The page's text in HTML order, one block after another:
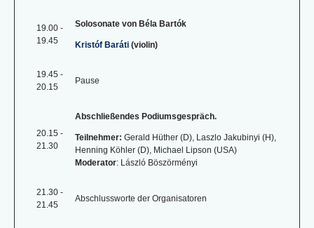
19.00 -
19.45
Solosonate von Béla Bartók
Kristóf Baráti (violin)
19.45 -
20.15
Pause
20.15 -
21.30
Abschließendes Podiumsgespräch.
Teilnehmer: Gerald Hüther (D), Laszlo Jakubinyi (H),
Henning Köhler (D), Michael Lipson (USA)
Moderator: László Böszörményi
21.30 -
21.45
Abschlussworte der Organisatoren